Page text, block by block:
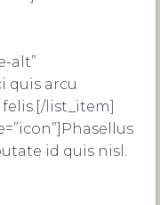
alt”
quis arcu
list_item]
id quis nisl.